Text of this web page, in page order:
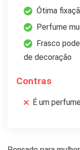
Ótima
Perfume
Frasco
de decoração
Contras
É um